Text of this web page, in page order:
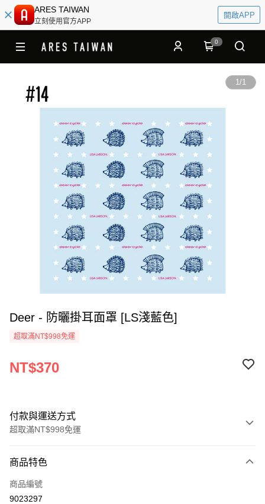
ARES TAIWAN
立刻使用官方APP
開啟APP
0
1/1
Deer - 防曬掛耳面罩 [LS淺藍色]
超取滿NT$998免運
NT$370
付款與運送方式
超取滿NT$998免運
信用卡一次付款
超商取貨付款
商品特色
商品編號
9023297